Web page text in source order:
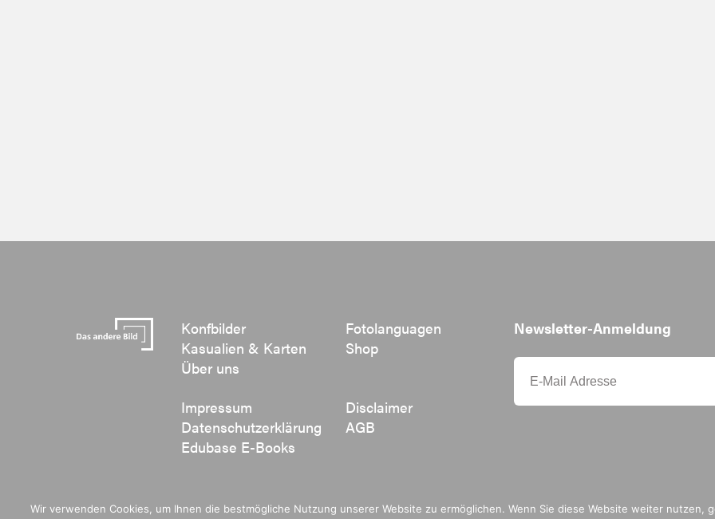
Konfbilder
Fotolanguagen
Kasualien & Karten
Shop
Über uns
Impressum
Disclaimer
Datenschutzerklärung
AGB
Edubase E-Books
Newsletter-Anmeldung
Wir verwenden Cookies, um Ihnen die bestmögliche Nutzung unserer Website zu ermöglichen. Wenn Sie diese Website weiter nutzen,